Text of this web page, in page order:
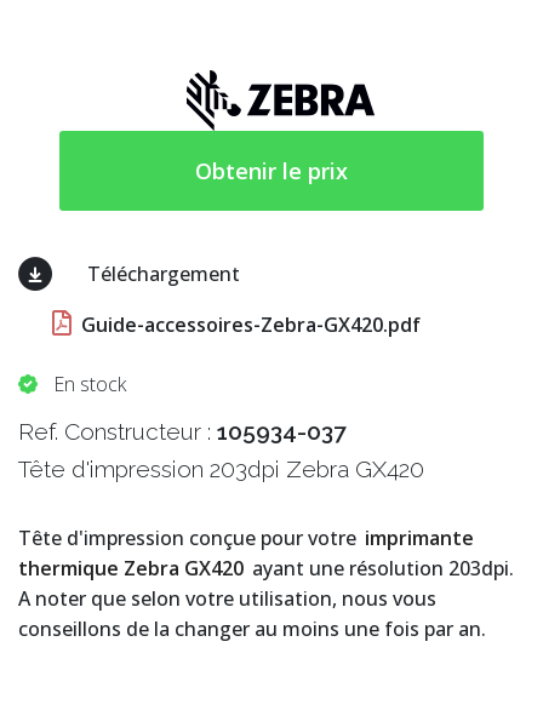
Obtenir le prix
Téléchargement
Guide-accessoires-Zebra-GX420.pdf
En stock
Ref. Constructeur : 105934-037
Tête d'impression 203dpi Zebra GX420
Tête d'impression conçue pour votre imprimante
thermique Zebra GX420 ayant une résolution 203dpi.
A noter que selon votre utilisation, nous vous
conseillons de la changer au moins une fois par an.